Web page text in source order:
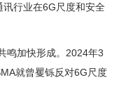
行业在6G尺度和安全
鸣加快形成。2024年3
就曾矍铄反对6G尺度